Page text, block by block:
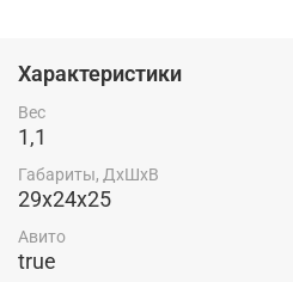
Характеристики
Вес
1,1
Габариты, ДхШхВ
29x24x25
Авито
true